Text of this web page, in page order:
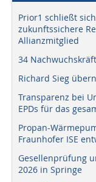
Prior1 schließt
zukunftssichere
Allianzmitglied
34
Richard Sieg
Transparenz bei
EPDs für das
Propan-
Fraunhofer ISE
Gesellenprüfung
2026 in Springe